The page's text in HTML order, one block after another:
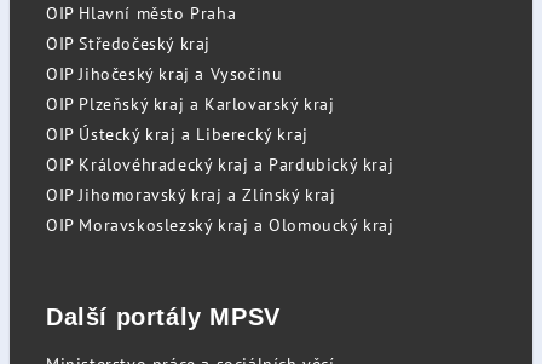
OIP Hlavní město Praha
OIP Středočeský kraj
OIP Jihočeský kraj a Vysočinu
OIP Plzeňský kraj a Karlovarský kraj
OIP Ústecký kraj a Liberecký kraj
OIP Královéhradecký kraj a Pardubický kraj
OIP Jihomoravský kraj a Zlínský kraj
OIP Moravskoslezský kraj a Olomoucký kraj
Další portály MPSV